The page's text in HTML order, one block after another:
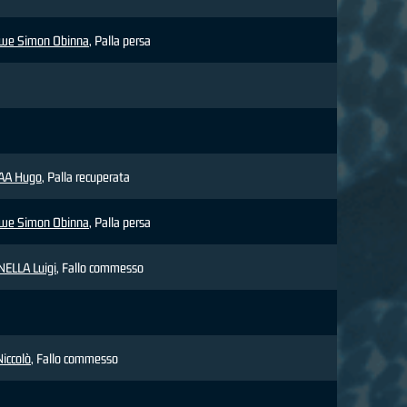
Simon Obinna, Palla persa
Hugo, Palla recuperata
Simon Obinna, Palla persa
Luigi, Fallo commesso
, Fallo commesso